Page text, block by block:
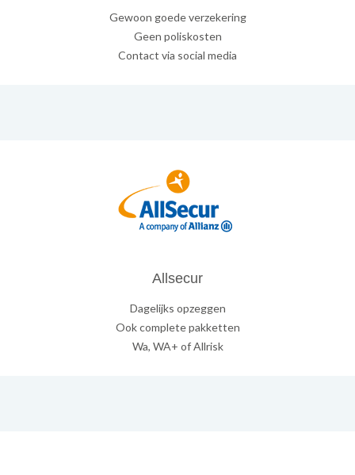
Gewoon goede verzekering
Geen poliskosten
Contact via social media
Allsecur
Dagelijks opzeggen
Ook complete pakketten
Wa, WA+ of Allrisk